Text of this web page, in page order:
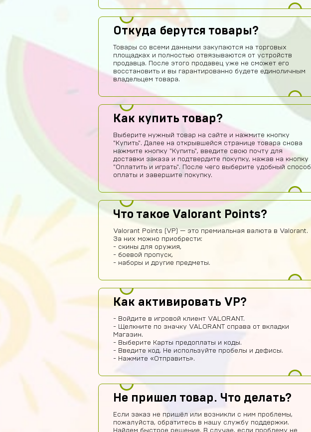
Откуда берутся товары?
Товары со всеми данными закупаются на торговых
площадках и полностью отвязываются от устройств
продавца. После этого продавец уже не сможет его
восстановить и вы гарантированно будете единоличным
владельцем товара.
Как купить товар?
Выберите нужный товар на сайте и нажмите кнопку
"Купить". Далее на открывшейся странице товара снова
нажмите кнопку "Купить", введите свою почту для
доставки заказа и подтвердите покупку, нажав на кнопку
"Оплатить и играть". После чего выберите удобный способ
оплаты и завершите покупку.
Что такое Valorant Points?
Valorant Points (VP) — это премиальная валюта в Valorant.
За них можно приобрести:
- скины для оружия,
- боевой пропуск,
- наборы и другие предметы.
Как активировать VP?
- Войдите в игровой клиент VALORANT.
- Щелкните по значку VALORANT справа от вкладки
Магазин.
- Выберите Карты предоплаты и коды.
- Введите код. Не используйте пробелы и дефисы.
- Нажмите «Отправить».
Не пришел товар. Что делать?
Если заказ не пришёл или возникли с ним проблемы,
пожалуйста, обратитесь в нашу службу поддержки.
Найдем быстрое решение. В случае, если проблему не